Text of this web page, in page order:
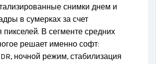
снимки днем и
в сумерках за счет
пикселей. В сегменте средних
решает именно софт:
ночной режим, стабилизация